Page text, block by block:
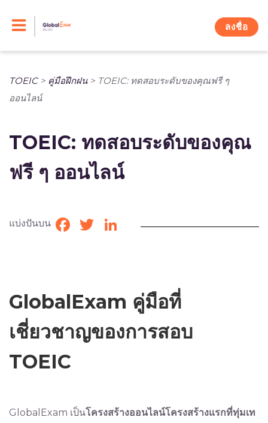
ลงชื่อ
TOEIC> คู่มือฝึกฝน> TOEIC: ทดสอบระดับของคุณฟรี ๆ
ออนไลน์
TOEIC: ทดสอบระดับของคุณ
ฟรี ๆ ออนไลน์
แบ่งปันบน Facebook
TwitterLinkedIn
GlobalExam คู่มือที่
เชี่ยวชาญของการสอบ
TOEIC
GlobalExam เป็นโครงสร้างออนไลน์โครงสร้างแรกที่ทุ่มเท